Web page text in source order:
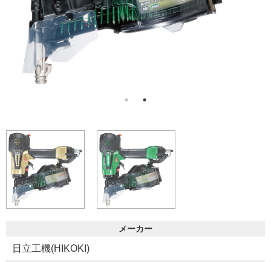
メーカー
日立工機(HIKOKI)